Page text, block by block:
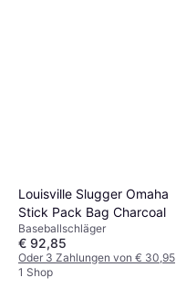
Louisville Slugger Omaha
Stick Pack Bag Charcoal
Baseballschläger
€ 92,85
Oder 3 Zahlungen von € 30,95
1 Shop